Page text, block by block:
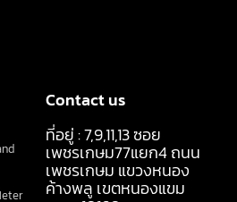
Contact us
ที่อยู่ : 7,9,11,13 ซอย
เพชรเกษม77แยก4 ถนน
เพชรเกษม แขวงหนอง
ค้างพลู เขตหนองแขม